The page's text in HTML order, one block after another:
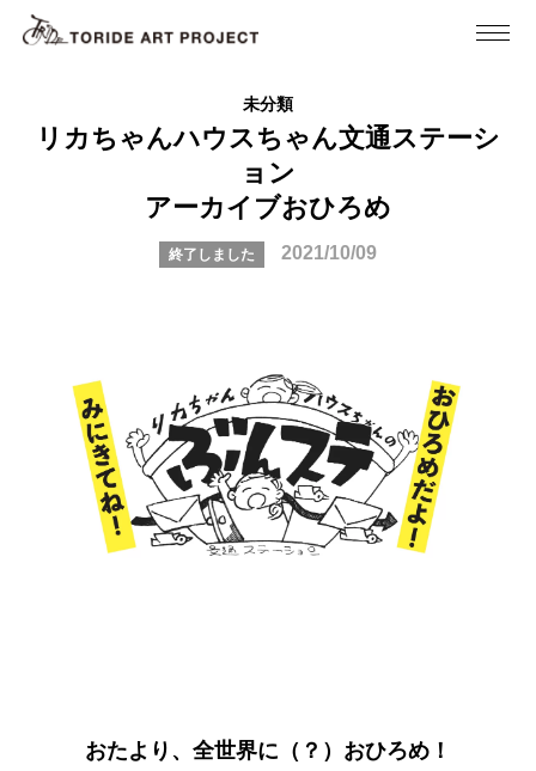
未分類
リカちゃんハウスちゃん文通ステーシ
ョン
アーカイブおひろめ
終了しました 2021/10/09
おたより、全世界に（？）おひろめ！